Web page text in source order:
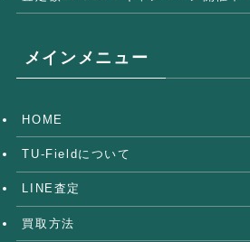
メインメニュー
HOME
TU-Fieldについて
LINE査定
買取方法